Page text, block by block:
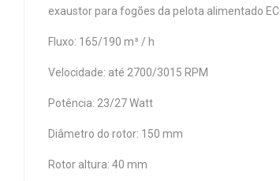
exaustor para fogões da pelota alimentado
Fluxo: 165/190 m³ / h
Velocidade: até 2700/3015 RPM
Potência: 23/27 Watt
Diâmetro do rotor: 150 mm
Rotor altura: 40 mm